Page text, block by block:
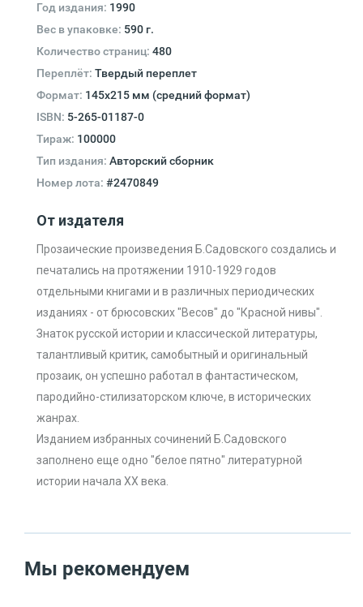
Год издания: 1990
Вес в упаковке: 590 г.
Количество страниц: 480
Переплёт: Твердый переплет
Формат: 145х215 мм (средний формат)
ISBN: 5-265-01187-0
Тираж: 100000
Тип издания: Авторский сборник
Номер лота: #2470849
От издателя
Прозаические произведения Б.Садовского создались и
печатались на протяжении 1910-1929 годов
отдельными книгами и в различных периодических
изданиях - от брюсовских "Весов" до "Красной нивы".
Знаток русской истории и классической литературы,
талантливый критик, самобытный и оригинальный
прозаик, он успешно работал в фантастическом,
пародийно-стилизаторском ключе, в исторических
жанрах.
Изданием избранных сочинений Б.Садовского
заполнено еще одно "белое пятно" литературной
истории начала XX века.
Мы рекомендуем